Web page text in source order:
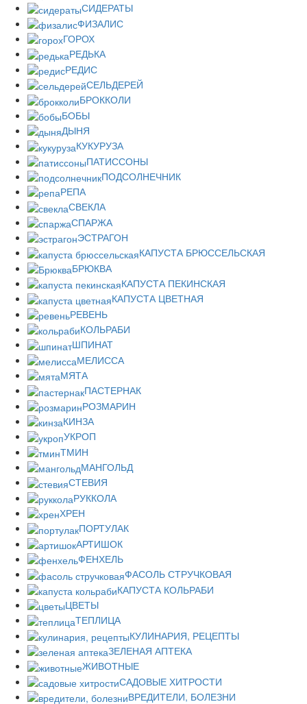
СИДЕРАТЫ
ФИЗАЛИС
ГОРОХ
РЕДЬКА
РЕДИС
СЕЛЬДЕРЕЙ
БРОККОЛИ
БОБЫ
ДЫНЯ
КУКУРУЗА
ПАТИССОНЫ
ПОДСОЛНЕЧНИК
РЕПА
СВЕКЛА
СПАРЖА
ЭСТРАГОН
КАПУСТА БРЮССЕЛЬСКАЯ
БРЮКВА
КАПУСТА ПЕКИНСКАЯ
КАПУСТА ЦВЕТНАЯ
РЕВЕНЬ
КОЛЬРАБИ
ШПИНАТ
МЕЛИССА
МЯТА
ПАСТЕРНАК
РОЗМАРИН
КИНЗА
УКРОП
ТМИН
МАНГОЛЬД
СТЕВИЯ
РУККОЛА
ХРЕН
ПОРТУЛАК
АРТИШОК
ФЕНХЕЛЬ
ФАСОЛЬ СТРУЧКОВАЯ
КАПУСТА КОЛЬРАБИ
ЦВЕТЫ
ТЕПЛИЦА
КУЛИНАРИЯ, РЕЦЕПТЫ
ЗЕЛЕНАЯ АПТЕКА
ЖИВОТНЫЕ
САДОВЫЕ ХИТРОСТИ
ВРЕДИТЕЛИ, БОЛЕЗНИ